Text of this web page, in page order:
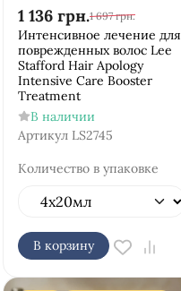
1 136 грн.1 697 грн.
Интенсивное лечение для
поврежденных волос Lee
Stafford Hair Apology
Intensive Care Booster
Treatment
В наличии
Артикул LS2745
Количество в упаковке
В корзину